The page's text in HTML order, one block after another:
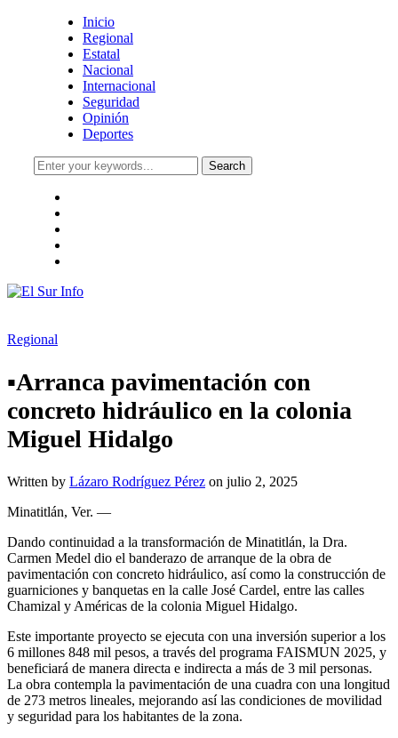
Inicio
Regional
Estatal
Nacional
Internacional
Seguridad
Opinión
Deportes
Regional
▪️Arranca pavimentación con
concreto hidráulico en la colonia
Miguel Hidalgo
Written by Lázaro Rodríguez Pérez on julio 2, 2025
Minatitlán, Ver. —
Dando continuidad a la transformación de Minatitlán, la Dra.
Carmen Medel dio el banderazo de arranque de la obra de
pavimentación con concreto hidráulico, así como la construcción de
guarniciones y banquetas en la calle José Cardel, entre las calles
Chamizal y Américas de la colonia Miguel Hidalgo.
Este importante proyecto se ejecuta con una inversión superior a los
6 millones 848 mil pesos, a través del programa FAISMUN 2025, y
beneficiará de manera directa e indirecta a más de 3 mil personas.
La obra contempla la pavimentación de una cuadra con una longitud
de 273 metros lineales, mejorando así las condiciones de movilidad
y seguridad para los habitantes de la zona.